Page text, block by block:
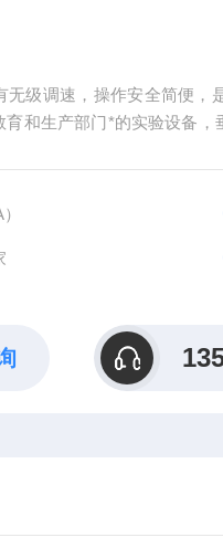
无级调速，操作安全简便，
育和生产部门*的实验设备